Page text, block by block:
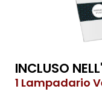
INCLUSO
1 Lampadario